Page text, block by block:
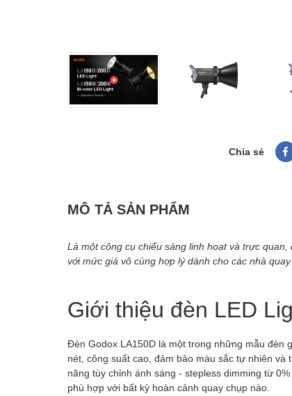
Chia sẻ
MÔ TẢ SẢN PHẨM
Là một công cụ chiếu sáng linh hoạt và trực
với mức giá vô cùng hợp lý dành cho các nhà
Giới thiệu đèn LED
Đèn Godox LA150D là một trong những mẫu đèn
nét, công suất cao, đảm bảo màu sắc tự nhiên
năng tùy chỉnh ánh sáng - stepless dimming từ
phù hợp với bất kỳ hoàn cảnh quay chụp nào.